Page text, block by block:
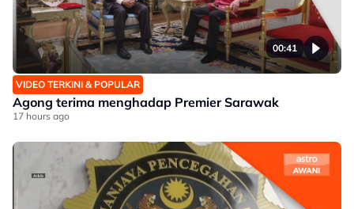
00:41
VIDEO TERKINI & POPULAR
Agong terima menghadap Premier Sarawak
17 hours ago